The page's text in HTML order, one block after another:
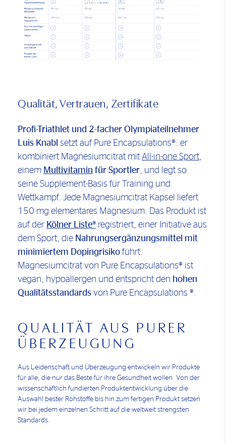
Qualität, Vertrauen, Zertifikate
Profi-Triathlet und 2-facher Olympiateilnehmer
Luis Knabl setzt auf Pure Encapsulations®: er
kombiniert Magnesiumcitrat mit All-in-one Sport,
einem Multivitamin für Sportler, und legt so
seine Supplement-Basis für Training und
Wettkampf. Jede Magnesiumcitrat Kapsel liefert
150 mg elementares Magnesium. Das Produkt ist
auf der Kölner Liste® registriert, einer Initiative aus
dem Sport, die Nahrungsergänzungsmittel mit
minimiertem Dopingrisiko führt.
Magnesiumcitrat von Pure Encapsulations® ist
vegan, hypoallergen und entspricht den hohen
Qualitätsstandards von Pure Encapsulations ®.
QUALITÄT AUS PURER
ÜBERZEUGUNG
Aus Leidenschaft und Überzeugung entwickeln wir Produkte
für alle, die nur das Beste für ihre Gesundheit wollen. Von der
wissenschaftlich fundierten Produktentwicklung über die
Auswahl bester Rohstoffe bis hin zum fertigen Produkt setzen
wir bei jedem einzelnen Schritt auf die weltweit strengsten
Standards.